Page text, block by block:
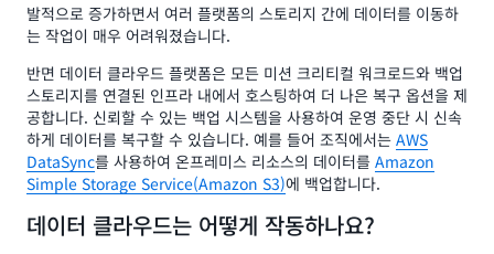
발적으로 증가하면서 여러 플랫폼의 스토리지 간에 데이터를 이동하
는 작업이 매우 어려워졌습니다.
반면 데이터 클라우드 플랫폼은 모든 미션 크리티컬 워크로드와 백업
스토리지를 연결된 인프라 내에서 호스팅하여 더 나은 복구 옵션을 제
공합니다. 신뢰할 수 있는 백업 시스템을 사용하여 운영 중단 시 신속
하게 데이터를 복구할 수 있습니다. 예를 들어 조직에서는 AWS
DataSync를 사용하여 온프레미스 리소스의 데이터를 Amazon
Simple Storage Service(Amazon S3)에 백업합니다.
데이터 클라우드는 어떻게 작동하나요?